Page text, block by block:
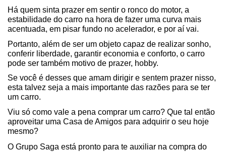
Há quem sinta prazer em sentir o ronco do motor, a
estabilidade do carro na hora de fazer uma curva mais
acentuada, em pisar fundo no acelerador, e por aí vai.
Portanto, além de ser um objeto capaz de realizar sonho,
conferir liberdade, garantir economia e conforto, o carro
pode ser também motivo de prazer, hobby.
Se você é desses que amam dirigir e sentem prazer nisso,
esta talvez seja a mais importante das razões para se ter
um carro.
Viu só como vale a pena comprar um carro? Que tal então
aproveitar uma Casa de Amigos para adquirir o seu hoje
mesmo?
O Grupo Saga está pronto para te auxiliar na compra do